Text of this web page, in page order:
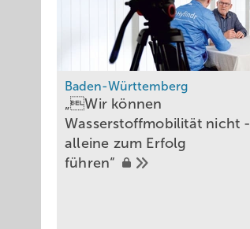
Baden-Württemberg
„Wir können
Wasserstoffmobilität nicht ­
alleine zum Erfolg
führen“